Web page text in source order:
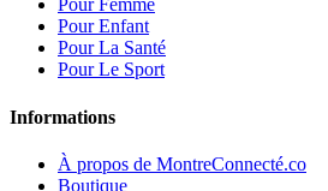
Pour Femme
Pour Enfant
Pour La Santé
Pour Le Sport
Informations
À propos de MontreConnecté.co
Boutique